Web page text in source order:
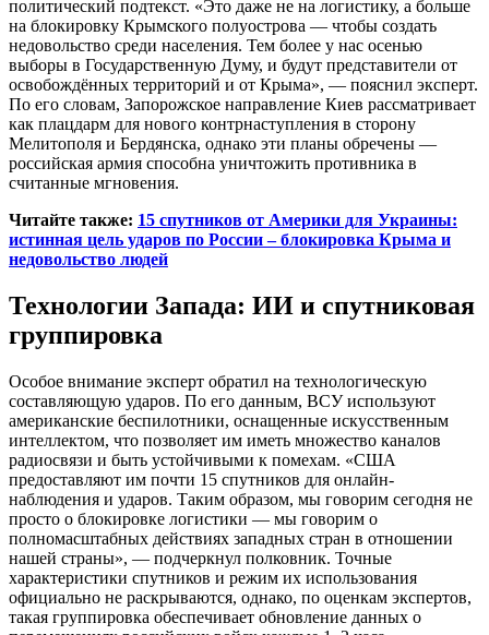
политический подтекст. «Это даже не на логистику, а больше
на блокировку Крымского полуострова — чтобы создать
недовольство среди населения. Тем более у нас осенью
выборы в Государственную Думу, и будут представители от
освобождённых территорий и от Крыма», — пояснил эксперт.
По его словам, Запорожское направление Киев рассматривает
как плацдарм для нового контрнаступления в сторону
Мелитополя и Бердянска, однако эти планы обречены —
российская армия способна уничтожить противника в
считанные мгновения.
Читайте также: 15 спутников от Америки для Украины:
истинная цель ударов по России – блокировка Крыма и
недовольство людей
Технологии Запада: ИИ и спутниковая
группировка
Особое внимание эксперт обратил на технологическую
составляющую ударов. По его данным, ВСУ используют
американские беспилотники, оснащенные искусственным
интеллектом, что позволяет им иметь множество каналов
радиосвязи и быть устойчивыми к помехам. «США
предоставляют им почти 15 спутников для онлайн-
наблюдения и ударов. Таким образом, мы говорим сегодня не
просто о блокировке логистики — мы говорим о
полномасштабных действиях западных стран в отношении
нашей страны», — подчеркнул полковник. Точные
характеристики спутников и режим их использования
официально не раскрываются, однако, по оценкам экспертов,
такая группировка обеспечивает обновление данных о